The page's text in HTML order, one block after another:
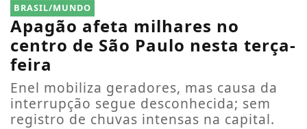
BRASIL/MUNDO
Apagão afeta milhares no
centro de São Paulo nesta terça-
feira
Enel mobiliza geradores, mas causa da
interrupção segue desconhecida; sem
registro de chuvas intensas na capital.